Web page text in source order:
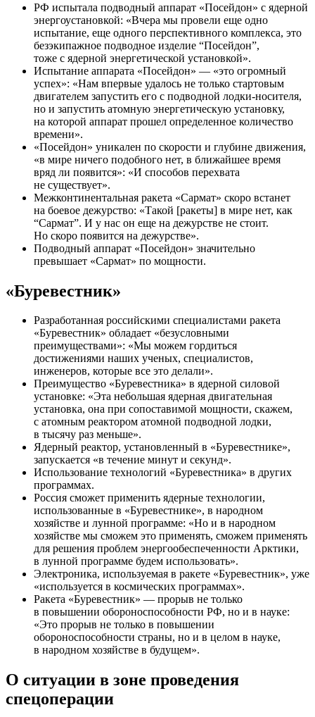
РФ испытала подводный аппарат «Посейдон» с ядерной
энергоустановкой: «Вчера мы провели еще одно
испытание, еще одного перспективного комплекса, это
безэкипажное подводное изделие “Посейдон”,
тоже с ядерной энергетической установкой».
Испытание аппарата «Посейдон» — «это огромный
успех»: «Нам впервые удалось не только стартовым
двигателем запустить его с подводной лодки-носителя,
но и запустить атомную энергетическую установку,
на которой аппарат прошел определенное количество
времени».
«Посейдон» уникален по скорости и глубине движения,
«в мире ничего подобного нет, в ближайшее время
вряд ли появится»: «И способов перехвата
не существует».
Межконтинентальная ракета «Сармат» скоро встанет
на боевое дежурство: «Такой [ракеты] в мире нет, как
“Сармат”. И у нас он еще на дежурстве не стоит.
Но скоро появится на дежурстве».
Подводный аппарат «Посейдон» значительно
превышает «Сармат» по мощности.
«Буревестник»
Разработанная российскими специалистами ракета
«Буревестник» обладает «безусловными
преимуществами»: «Мы можем гордиться
достижениями наших ученых, специалистов,
инженеров, которые все это делали».
Преимущество «Буревестника» в ядерной силовой
установке: «Эта небольшая ядерная двигательная
установка, она при сопоставимой мощности, скажем,
с атомным реактором атомной подводной лодки,
в тысячу раз меньше».
Ядерный реактор, установленный в «Буревестнике»,
запускается «в течение минут и секунд».
Использование технологий «Буревестника» в других
программах.
Россия сможет применить ядерные технологии,
использованные в «Буревестнике», в народном
хозяйстве и лунной программе: «Но и в народном
хозяйстве мы сможем это применять, сможем применять
для решения проблем энергообеспеченности Арктики,
в лунной программе будем использовать».
Электроника, используемая в ракете «Буревестник», уже
«используется в космических программах».
Ракета «Буревестник» — прорыв не только
в повышении обороноспособности РФ, но и в науке:
«Это прорыв не только в повышении
обороноспособности страны, но и в целом в науке,
в народном хозяйстве в будущем».
О ситуации в зоне проведения
спецоперации